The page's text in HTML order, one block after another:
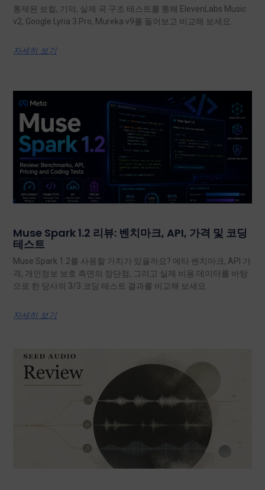
통제된 보컬, 기악, 실제 곡 구조 테스트를 통해 ElevenLabs Music
v2, Google Lyria 3 Pro, Mureka v9를 들어보고 비교해 보세요.
자세히 보기
Muse Spark 1.2 리뷰: 벤치마크, API, 가격 및 코딩
테스트
Muse Spark 1.2를 사용할 가치가 있을까요? 메타 벤치마크, API 가
격, 개인정보 보호 측면의 장단점, 그리고 실제 비용 데이터를 바탕
으로 한 당사의 3/3 코딩 테스트 결과를 비교해 보세요.
자세히 보기